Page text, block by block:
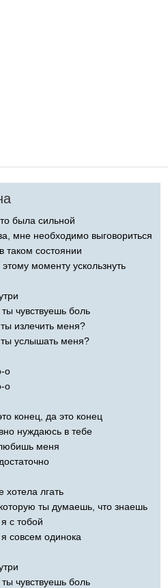
была сильной
мне необходимо выговориться
таком состоянии
моменту ускользнуть
чувствуешь боль
излечить меня?
услышать меня?
о
о
конец, да это конец
нуждаюсь в тебе
меня
хотела лгать
ты думаешь, что знаешь
с тобой
совсем одинока
чувствуешь боль